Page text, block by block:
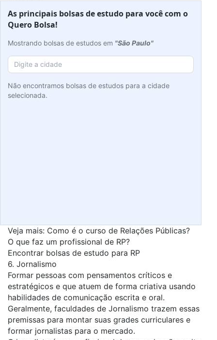
As principais bolsas de estudo para você com o
Quero Bolsa!
Mostrando bolsas de estudos em "São Paulo"
Não encontramos bolsas de estudos para a cidade
selecionada.
Veja mais: Como é o curso de Relações Públicas?
O que faz um profissional de RP?
Encontrar bolsas de estudo para RP
6. Jornalismo
Formar pessoas com pensamentos críticos e
estratégicos e que atuem de forma criativa usando
habilidades de comunicação escrita e oral.
Geralmente, faculdades de Jornalismo trazem essas
premissas para montar suas grades curriculares e
formar jornalistas para o mercado.